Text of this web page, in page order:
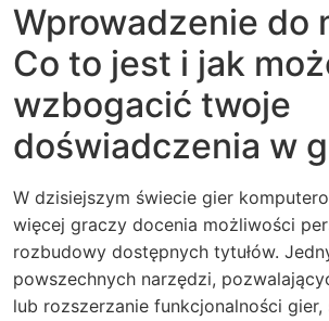
Wprowadzenie do
Co to jest i jak
wzbogacić twoje
doświadczenia w
W dzisiejszym świecie gier
więcej graczy docenia możliwości
rozbudowy dostępnych tytułów.
powszechnych narzędzi,
lub rozszerzanie funkcjonalności gier,